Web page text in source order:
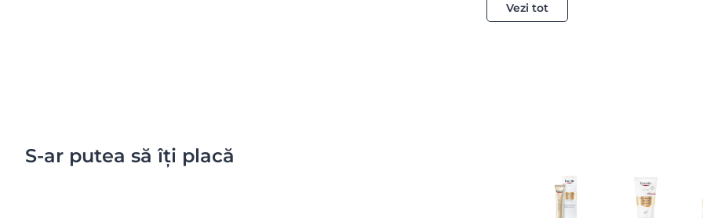
Vezi tot
S-ar putea să îți placă